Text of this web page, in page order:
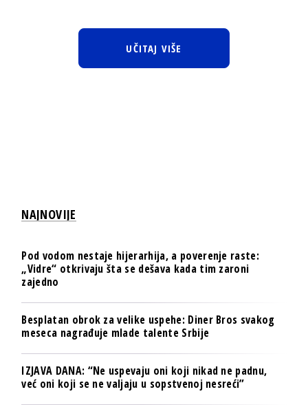
UČITAJ VIŠE
NAJNOVIJE
Pod vodom nestaje hijerarhija, a poverenje raste:
„Vidre“ otkrivaju šta se dešava kada tim zaroni
zajedno
Besplatan obrok za velike uspehe: Diner Bros svakog
meseca nagrađuje mlade talente Srbije
IZJAVA DANA: “Ne uspevaju oni koji nikad ne padnu,
već oni koji se ne valjaju u sopstvenoj nesreći”